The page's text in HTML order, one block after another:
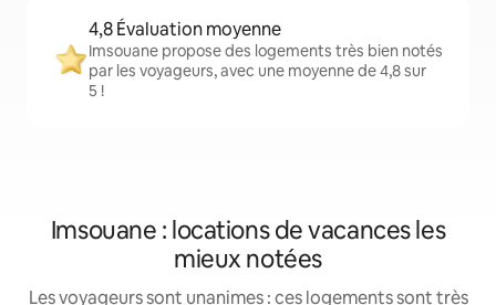
4,8 Évaluation moyenne
Imsouane propose des logements très bien notés
par les voyageurs, avec une moyenne de 4,8 sur
5 !
Imsouane : locations de vacances les
mieux notées
Les voyageurs sont unanimes : ces logements sont très